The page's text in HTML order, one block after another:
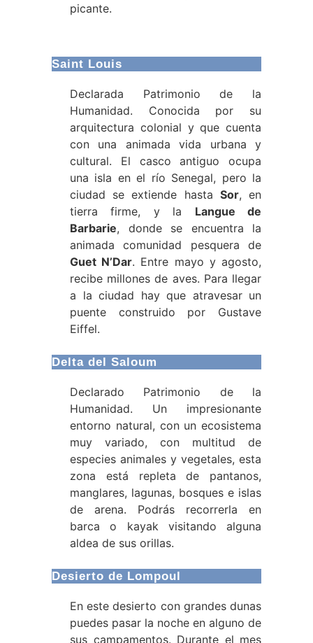
picante.
Saint Louis
Declarada Patrimonio de la
Humanidad. Conocida por su
arquitectura colonial y que cuenta
con una animada vida urbana y
cultural. El casco antiguo ocupa
una isla en el río Senegal, pero la
ciudad se extiende hasta Sor, en
tierra firme, y la Langue de
Barbarie, donde se encuentra la
animada comunidad pesquera de
Guet N’Dar. Entre mayo y agosto,
recibe millones de aves. Para llegar
a la ciudad hay que atravesar un
puente construido por Gustave
Eiffel.
Delta del Saloum
Declarado Patrimonio de la
Humanidad. Un impresionante
entorno natural, con un ecosistema
muy variado, con multitud de
especies animales y vegetales, esta
zona está repleta de pantanos,
manglares, lagunas, bosques e islas
de arena. Podrás recorrerla en
barca o kayak visitando alguna
aldea de sus orillas.
Desierto de Lompoul
En este desierto con grandes dunas
puedes pasar la noche en alguno de
sus campamentos. Durante el mes